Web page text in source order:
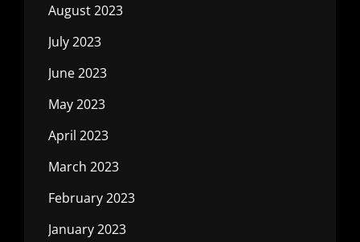
August 2023
July 2023
June 2023
May 2023
April 2023
March 2023
February 2023
January 2023